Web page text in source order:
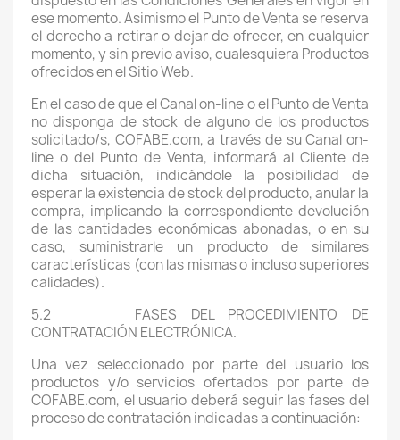
ese momento. Asimismo el Punto de Venta se reserva
el derecho a retirar o dejar de ofrecer, en cualquier
momento, y sin previo aviso, cualesquiera Productos
ofrecidos en el Sitio Web.
En el caso de que el Canal on-line o el Punto de Venta
no disponga de stock de alguno de los productos
solicitado/s, COFABE.com, a través de su Canal on-
line o del Punto de Venta, informará al Cliente de
dicha situación, indicándole la posibilidad de
esperar la existencia de stock del producto, anular la
compra, implicando la correspondiente devolución
de las cantidades económicas abonadas, o en su
caso, suministrarle un producto de similares
características (con las mismas o incluso superiores
calidades).
5.2 FASES DEL PROCEDIMIENTO DE
CONTRATACIÓN ELECTRÓNICA.
Una vez seleccionado por parte del usuario los
productos y/o servicios ofertados por parte de
COFABE.com, el usuario deberá seguir las fases del
proceso de contratación indicadas a continuación: